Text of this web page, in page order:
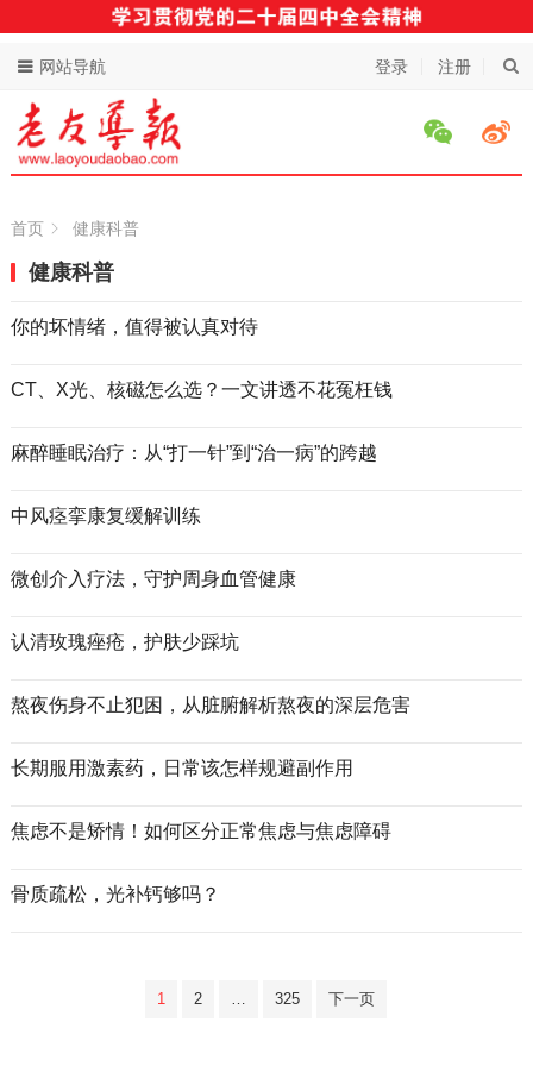
登录 注册
网站导航
首页 健康科普
健康科普
你的坏情绪，值得被认真对待
CT、X光、核磁怎么选？一文讲透不花冤枉钱
麻醉睡眠治疗：从“打一针”到“治一病”的跨越
中风痉挛康复缓解训练
微创介入疗法，守护周身血管健康
认清玫瑰痤疮，护肤少踩坑
熬夜伤身不止犯困，从脏腑解析熬夜的深层危害
长期服用激素药，日常该怎样规避副作用
焦虑不是矫情！如何区分正常焦虑与焦虑障碍
骨质疏松，光补钙够吗？
1 2 … 325 下一页